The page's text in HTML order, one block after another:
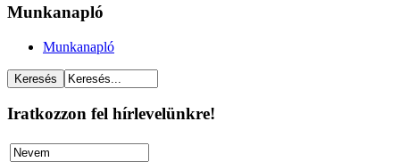
Munkanapló
Munkanapló
Iratkozzon fel hírlevelünkre!